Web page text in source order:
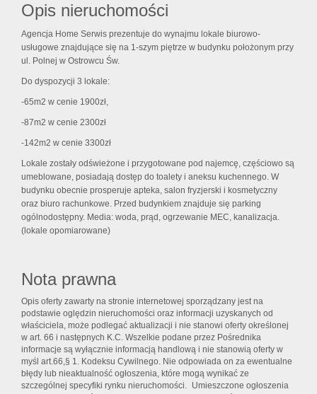
Opis nieruchomości
Agencja Home Serwis prezentuje do wynajmu lokale biurowo-
usługowe znajdujące się na 1-szym piętrze w budynku położonym przy
ul. Polnej w Ostrowcu Św.
Do dyspozycji 3 lokale:
-65m2 w cenie 1900zł,
-87m2 w cenie 2300zł
-142m2 w cenie 3300zł
Lokale zostały odświeżone i przygotowane pod najemcę, częściowo są
umeblowane, posiadają dostęp do toalety i aneksu kuchennego. W
budynku obecnie prosperuje apteka, salon fryzjerski i kosmetyczny
oraz biuro rachunkowe. Przed budynkiem znajduje się parking
ogólnodostępny. Media: woda, prąd, ogrzewanie MEC, kanalizacja.
(lokale opomiarowane)
Nota prawna
Opis oferty zawarty na stronie internetowej sporządzany jest na
podstawie oględzin nieruchomości oraz informacji uzyskanych od
właściciela, może podlegać aktualizacji i nie stanowi oferty określonej
w art. 66 i następnych K.C. Wszelkie podane przez Pośrednika
informacje są wyłącznie informacją handlową i nie stanowią oferty w
myśl art.66,§ 1. Kodeksu Cywilnego. Nie odpowiada on za ewentualne
błędy lub nieaktualność ogłoszenia, które mogą wynikać ze
szczególnej specyfiki rynku nieruchomości. Umieszczone ogłoszenia